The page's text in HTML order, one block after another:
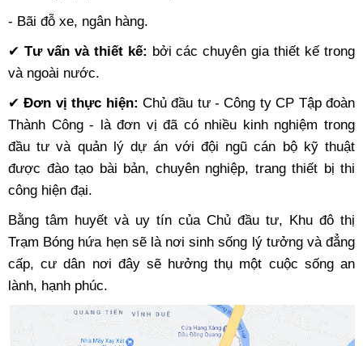
- Bãi đỗ xe, ngân hàng.
✔ Tư vấn và thiết kế: bởi các chuyên gia thiết kế trong
và ngoài nước.
✔Đơn vị thực hiện: Chủ đầu tư - Công ty CP Tập đoàn
Thành Công - là đơn vị đã có nhiều kinh nghiệm trong
đầu tư và quản lý dự án với đội ngũ cán bộ kỹ thuật
được đào tạo bài bản, chuyên nghiệp, trang thiết bị thi
công hiện đại.
Bằng tâm huyết và uy tín của Chủ đầu tư, Khu đô thị
Trạm Bóng hứa hẹn sẽ là nơi sinh sống lý tưởng và đẳng
cấp, cư dân nơi đây sẽ hưởng thụ một cuộc sống an
lành, hạnh phúc.